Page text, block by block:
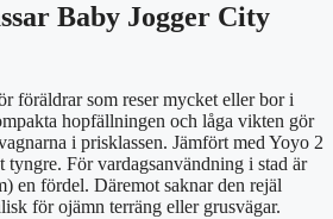
Baby Jogger City
föräldrar som reser mycket eller bor i
hopfällningen och låga vikten gör
i prisklassen. Jämfört med Yoyo 2
tyngre. För vardagsanvändning i stad är
en fördel. Däremot saknar den rejäl
för ojämn terräng eller grusvägar.